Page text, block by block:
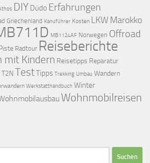
DIY Düdo Erfahrungen
Griechenland Kanuführer Kosten LKW Marokko
MB1124AF Norwegen Offroad
Radtour Reiseberichte
mit Kindern Reisetipps Reparatur
T2N TestTipps Trekking Umbau Wandern
Werkstatthandbuch Winter
Wohnmobilreisen